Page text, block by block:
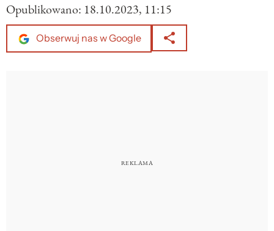
Opublikowano: 18.10.2023, 11:15
Obserwuj nas w Google